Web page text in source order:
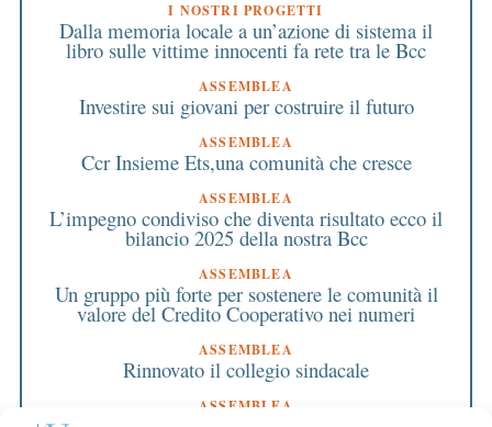
I NOSTRI PROGETTI
Dalla memoria locale a un’azione di sistema il
libro sulle vittime innocenti fa rete tra le Bcc
ASSEMBLEA
Investire sui giovani per costruire il futuro
ASSEMBLEA
Ccr Insieme Ets,una comunità che cresce
ASSEMBLEA
L’impegno condiviso che diventa risultato ecco il
bilancio 2025 della nostra Bcc
ASSEMBLEA
Un gruppo più forte per sostenere le comunità il
valore del Credito Cooperativo nei numeri
ASSEMBLEA
Rinnovato il collegio sindacale
ASSEMBLEA